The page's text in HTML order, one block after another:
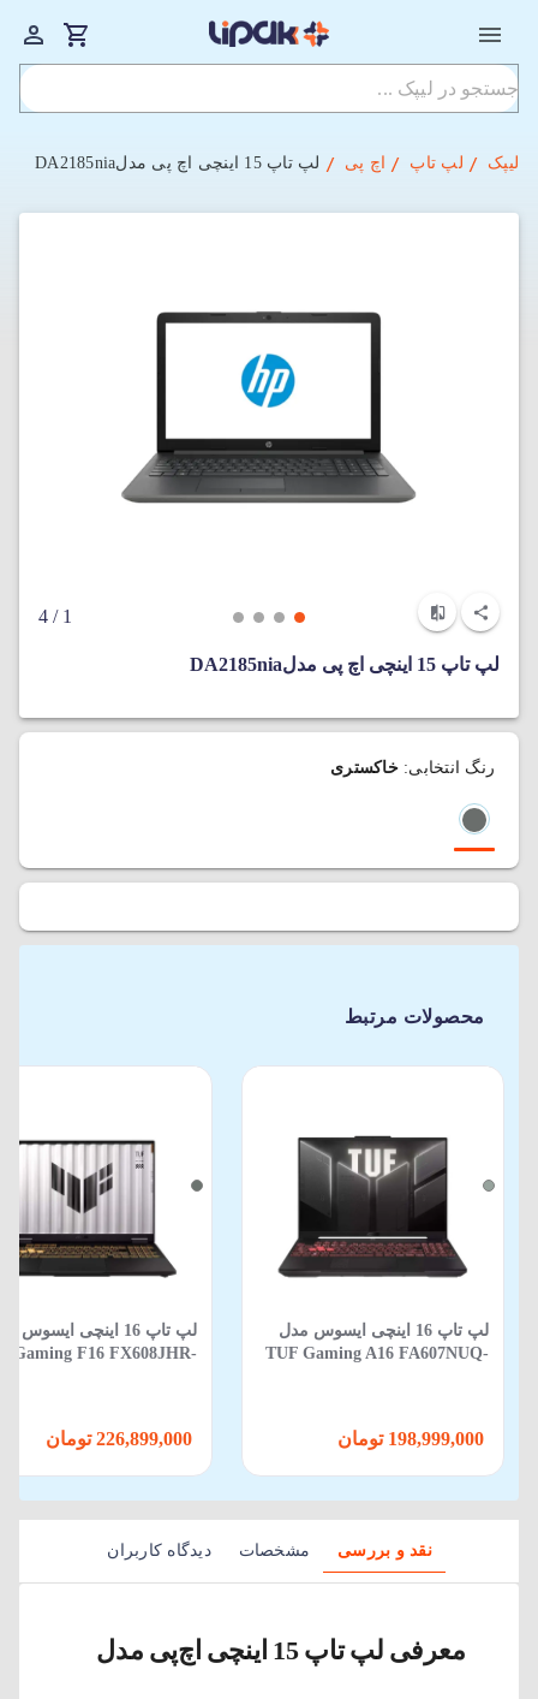
لیپک لپ تاپ اچ پی لپ تاپ 15 اینچی اچ پی مدلDA2185nia
1
/ 4
لپ تاپ 15 اینچی اچ پی مدلDA2185nia
رنگ انتخابی:خاکستری
محصولات مرتبط
لپ تاپ 16 اینچی ایسوس مدل
TUF Gaming A16 FA607NUQ-
لپ تاپ 16 اینچی ایسوس
Gaming F16 FX608JHR-
نقد و بررسی مشخصات دیدگاه کاربران
معرفی لپ تاپ 15 اینچی اچ‌پی مدل